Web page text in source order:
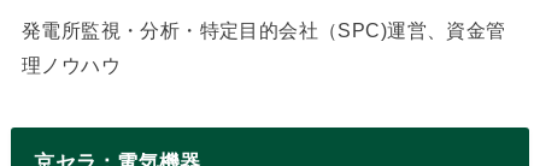
発電所監視・分析・特定目的会社（SPC)運営、資金管
理ノウハウ